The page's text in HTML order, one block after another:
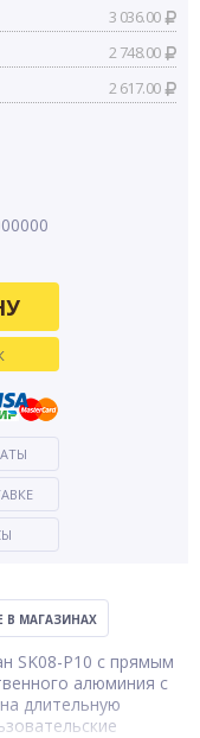
3 036.00
2 748.00
2 617.00
В МАГАЗИНАХ
SK08-P10 с прямым
алюминия с
длительную